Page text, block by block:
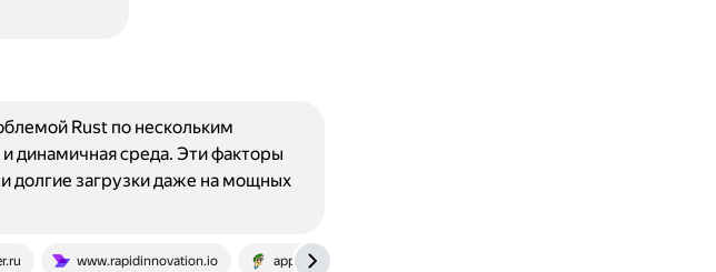
www.rapidinnovation.io appuals.com
Rust по нескольким
динамичная среда. Эти факторы
долгие загрузки даже на мощных